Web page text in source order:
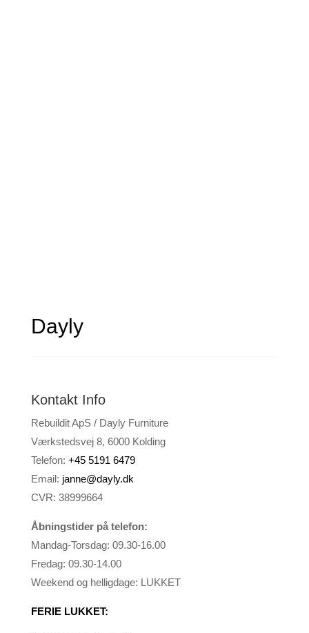
Dayly
Kontakt Info
Rebuildit ApS / Dayly Furniture
Værkstedsvej 8, 6000 Kolding
Telefon: +45 5191 6479
Email: janne@dayly.dk
CVR: 38999664
Åbningstider på telefon:
Mandag-Torsdag: 09.30-16.00
Fredag: 09.30-14.00
Weekend og helligdage: LUKKET
FERIE LUKKET: